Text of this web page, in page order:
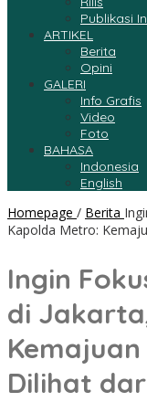
Publikasi
ARTIKEL
Berita
Opini
GALERI
Info Grafis
Video
Foto
BAHASA
Indonesia
English
Homepage / Berita
Kapolda Metro:
Ingin
di
Dilihat